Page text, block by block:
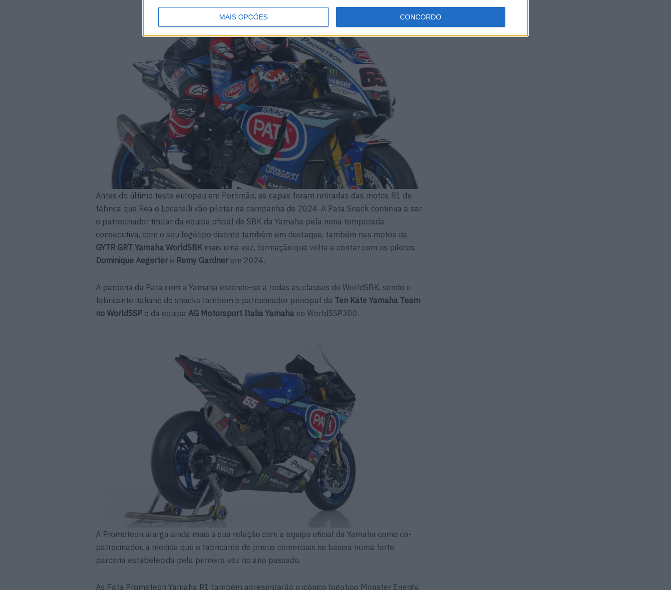
MAIS OPÇÕES CONCORDO
Antes do último teste europeu em Portimão, as capas foram retiradas das motos R1 de
fábrica que Rea e Locatelli vão pilotar na campanha de 2024. A Pata Snack continua a ser
o patrocinador titular da equipa oficial de SBK da Yamaha pela nona temporada
consecutiva, com o seu logótipo distinto também em destaque, também nas motos da
GYTR GRT Yamaha WorldSBK mais uma vez, formação que volta a contar com os pilotos
Dominique Aegertere Remy Gardner em 2024.
A parceria da Pata com a Yamaha estende-se a todas as classes do WorldSBK, sendo o
fabricante italiano de snacks também o patrocinador principal da Ten Kate Yamaha Team
no WorldSSP e da equipa AG Motorsport Italia Yamaha no WorldSSP300.
A Prometeon alarga ainda mais a sua relação com a equipa oficial da Yamaha como co-
patrocinador, à medida que o fabricante de pneus comerciais se baseia numa forte
parceria estabelecida pela primeira vez no ano passado.
As Pata Prometeon Yamaha R1 também apresentarão o icónico logotipo Monster Energy,